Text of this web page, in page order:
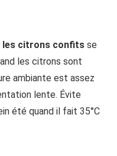
les citrons confits se
les citrons sont
ambiante est assez
lente. Évite
été quand il fait 35°C